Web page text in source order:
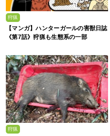
狩猟
【マンガ】ハンターガールの害獣日誌
《第7話》狩猟も生態系の一部
狩猟